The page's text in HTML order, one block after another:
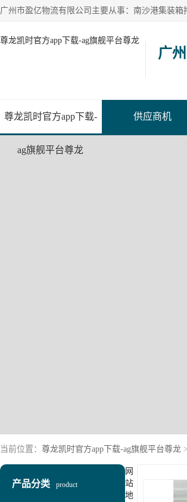
尊龙凯时官方app下载-ag旗舰平台尊龙
广
尊龙凯时官方app下载-
ag旗舰平台尊龙
供应商机
当前位置： 尊龙凯时官方app下载-ag旗舰平台尊龙 >
产品分类 product
网
站
地